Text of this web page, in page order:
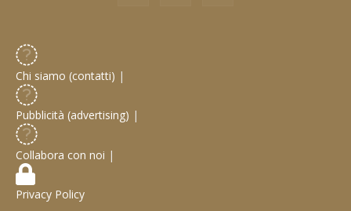
Chi siamo (contatti) |
Pubblicità (advertising) |
Collabora con noi |
Privacy Policy